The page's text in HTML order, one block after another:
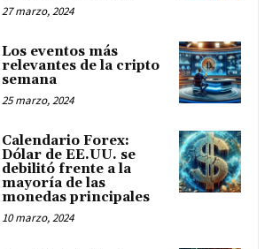
27 marzo, 2024
Los eventos más
relevantes de la cripto
semana
25 marzo, 2024
Calendario Forex:
Dólar de EE.UU. se
debilitó frente a la
mayoría de las
monedas principales
10 marzo, 2024